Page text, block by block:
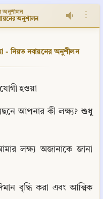
অনুশীলন
অনুশীলন ⋮
- নিয়ত নবায়নের অনুশীলন
হওয়া
আপনার কী লক্ষ্য? শুধু
লক্ষ্য অজানাকে জানা
বৃদ্ধি করা এবং আত্মিক